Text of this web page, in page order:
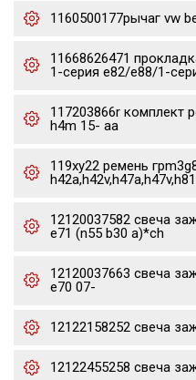
1160500177рычаг vw
11668626471
1-серия e82/e88/1-
117203866r комплект
h4m 15- aa
119xy22 ремень
12120037582 свеча
e71 (n55 b30 a)*ch
12120037663 свеча
e70 07-
12122158252 свеча
12122455258 свеча